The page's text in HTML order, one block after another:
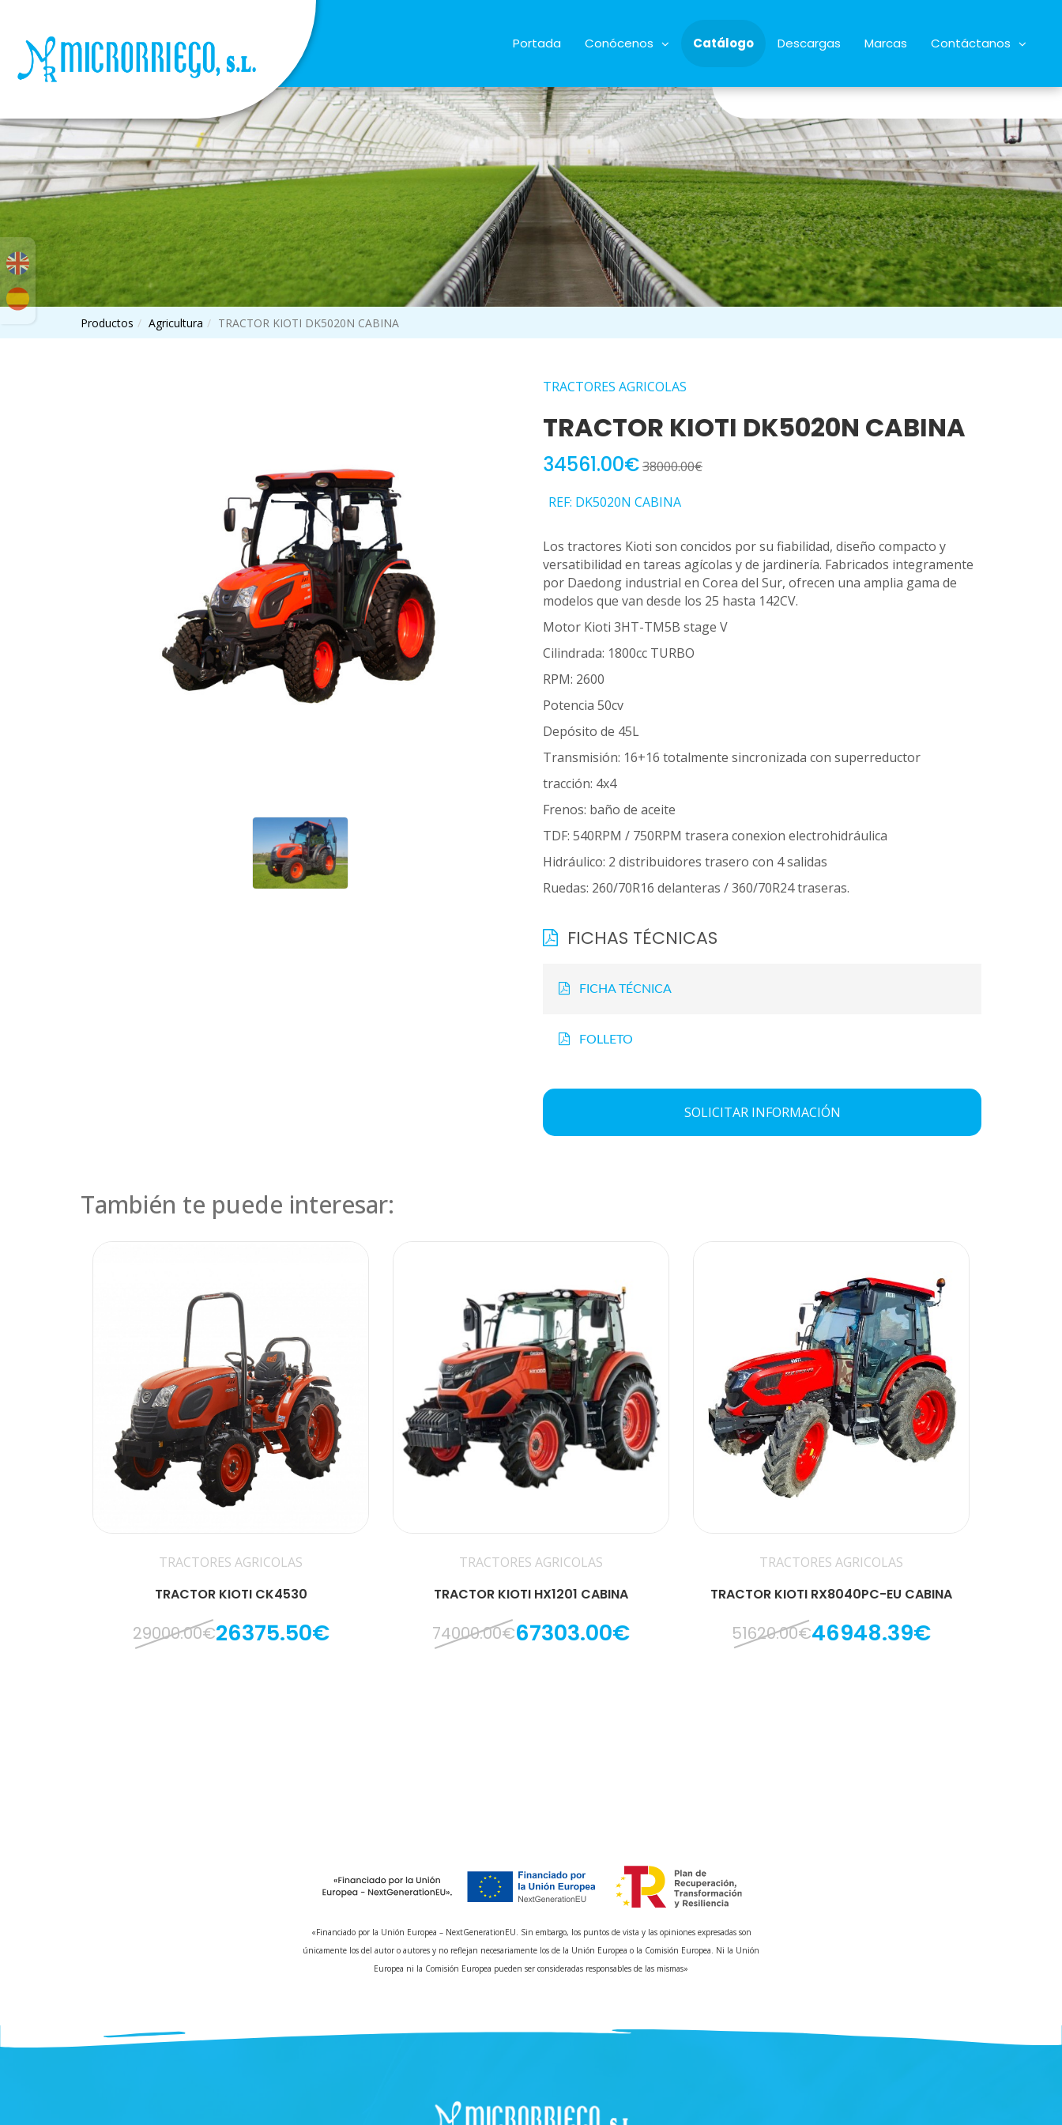
Portada Conócenos Catálogo Descargas Marcas Contáctanos
Productos Agricultura TRACTOR KIOTI DK5020N CABINA
TRACTORES AGRICOLAS
TRACTOR KIOTI DK5020N CABINA
34561.00€38000.00€
REF: DK5020N CABINA
Los tractores Kioti son concidos por su fiabilidad, diseño compacto y
versatibilidad en tareas agícolas y de jardinería. Fabricados integramente
por Daedong industrial en Corea del Sur, ofrecen una amplia gama de
modelos que van desde los 25 hasta 142CV.
Motor Kioti 3HT-TM5B stage V
Cilindrada: 1800cc TURBO
RPM: 2600
Potencia 50cv
Depósito de 45L
Transmisión: 16+16 totalmente sincronizada con superreductor
tracción: 4x4
Frenos: baño de aceite
TDF: 540RPM / 750RPM trasera conexion electrohidráulica
Hidráulico: 2 distribuidores trasero con 4 salidas
Ruedas: 260/70R16 delanteras / 360/70R24 traseras.
FICHAS TÉCNICAS
FICHA TÉCNICA
FOLLETO
SOLICITAR INFORMACIÓN
También te puede interesar:
TRACTORES AGRICOLAS
TRACTOR KIOTI CK4530
29000.00€26375.50€
TRACTORES AGRICOLAS
TRACTOR KIOTI HX1201 CABINA
74000.00€67303.00€
TRACTORES AGRICOLAS
TRACTOR KIOTI RX8040PC-EU CABINA
51620.00€46948.39€
«Financiado por la Unión Europea – NextGenerationEU. Sin embargo, los puntos de vista y las opiniones expresadas son
únicamente los del autor o autores y no reflejan necesariamente los de la Unión Europea o la Comisión Europea. Ni la Unión
Europea ni la Comisión Europea pueden ser consideradas responsables de las mismas»